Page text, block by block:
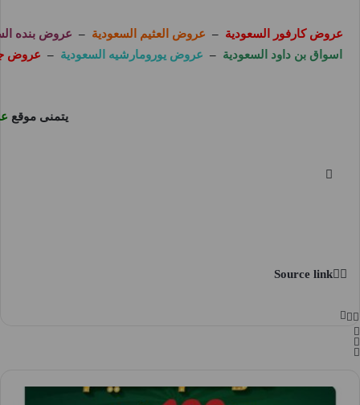
عروض كارفور السعودية – عروض العثيم السعودية – عروض بنده
اسواق بن داود السعودية – عروض يورومارشيه السعودية – عروض
يتمنى موقع
Source link